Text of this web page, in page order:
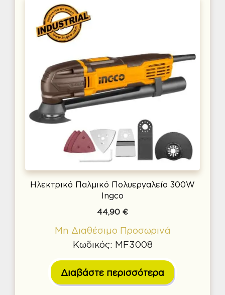
Ηλεκτρικό Παλμικό Πολυεργαλείο 300W
Ingco
44,90 €
Μη Διαθέσιμο Προσωρινά
Κωδικός: MF3008
Διαβάστε περισσότερα